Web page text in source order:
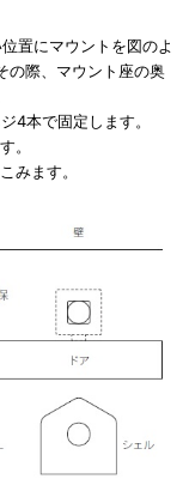
置にマウントを図のよ
の際、マウント座の奥
4本で固定します。
。
みます。